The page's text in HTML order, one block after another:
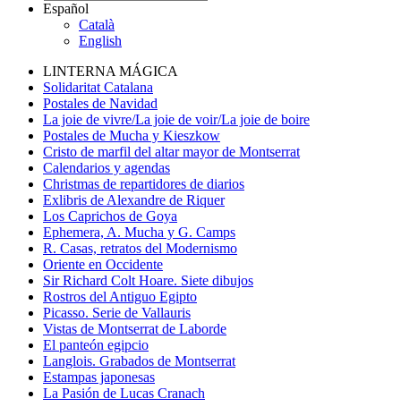
Español
Català
English
LINTERNA MÁGICA
Solidaritat Catalana
Postales de Navidad
La joie de vivre/La joie de voir/La joie de boire
Postales de Mucha y Kieszkow
Cristo de marfil del altar mayor de Montserrat
Calendarios y agendas
Christmas de repartidores de diarios
Exlibris de Alexandre de Riquer
Los Caprichos de Goya
Ephemera, A. Mucha y G. Camps
R. Casas, retratos del Modernismo
Oriente en Occidente
Sir Richard Colt Hoare. Siete dibujos
Rostros del Antiguo Egipto
Picasso. Serie de Vallauris
Vistas de Montserrat de Laborde
El panteón egipcio
Langlois. Grabados de Montserrat
Estampas japonesas
La Pasión de Lucas Cranach